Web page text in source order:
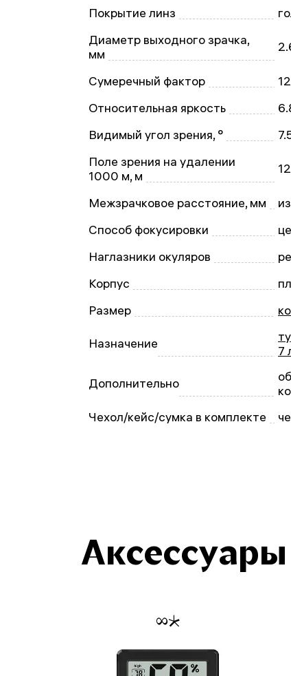
Покрытие линз
Диаметр выходного зрачка,
мм
Сумеречный фактор
Относительная яркость
Видимый угол зрения, °
Поле зрения на удалении
1000 м, м
Межзрачковое расстояние, мм
Способ фокусировки
Наглазники окуляров
Корпус
Размер
Назначение
7
Дополнительно
Чехол/кейс/сумка в комплекте
Аксессуары